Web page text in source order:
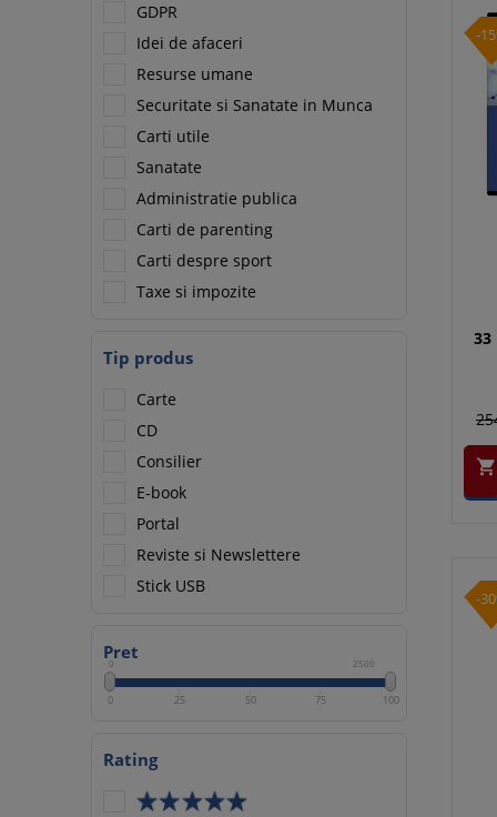
GDPR
Idei de afaceri
Resurse umane
Securitate si Sanatate in Munca
Carti utile
Sanatate
Administratie publica
Carti de parenting
Carti despre sport
Taxe si impozite
Tip produs
Carte
CD
Consilier
E-book
Portal
Reviste si Newslettere
Stick USB
Pret
0 2500
0 25 50 75 100
Rating
-

-